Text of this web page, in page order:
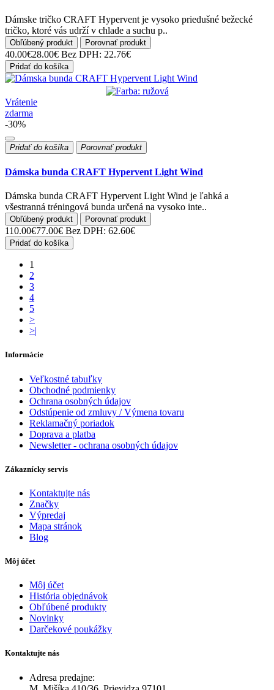
Dámske tričko CRAFT Hypervent je vysoko priedušné bežecké
tričko, ktoré vás udrží v chlade a suchu p..
Obľúbený produkt Porovnať produkt
40.00€28.00€ Bez DPH: 22.76€
Pridať do košíka
Vrátenie
zdarma
-30%
Pridať do košíka Porovnať produkt
Dámska bunda CRAFT Hypervent Light Wind
Dámska bunda CRAFT Hypervent Light Wind je ľahká a
všestranná tréningová bunda určená na vysoko inte..
Obľúbený produkt Porovnať produkt
110.00€77.00€ Bez DPH: 62.60€
Pridať do košíka
1
2
3
4
5
>
>|
Informácie
Veľkostné tabuľky
Obchodné podmienky
Ochrana osobných údajov
Odstúpenie od zmluvy / Výmena tovaru
Reklamačný poriadok
Doprava a platba
Newsletter - ochrana osobných údajov
Zákaznícky servis
Kontaktujte nás
Značky
Výpredaj
Mapa stránok
Blog
Môj účet
Môj účet
História objednávok
Obľúbené produkty
Novinky
Darčekové poukážky
Kontaktujte nás
Adresa predajne: